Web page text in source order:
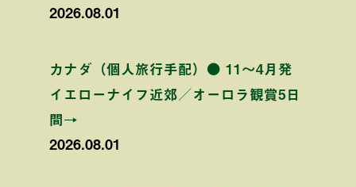
2026.08.01
カナダ（個人旅行手配）● 11〜4月発
イエローナイフ近郊／オーロラ観賞5日
間→
2026.08.01